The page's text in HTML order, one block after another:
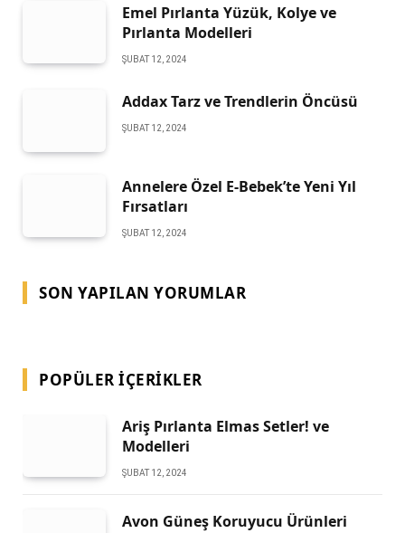
Emel Pırlanta Yüzük, Kolye ve
Pırlanta Modelleri
ŞUBAT 12, 2024
Addax Tarz ve Trendlerin Öncüsü
ŞUBAT 12, 2024
Annelere Özel E-Bebek’te Yeni Yıl
Fırsatları
ŞUBAT 12, 2024
SON YAPILAN YORUMLAR
POPÜLER İÇERIKLER
Ariş Pırlanta Elmas Setler! ve
Modelleri
ŞUBAT 12, 2024
Avon Güneş Koruyucu Ürünleri